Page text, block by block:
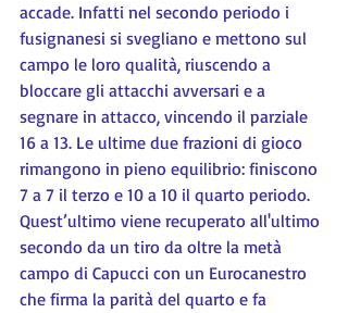
accade. Infatti nel secondo periodo i
fusignanesi si svegliano e mettono sul
campo le loro qualità, riuscendo a
bloccare gli attacchi avversari e a
segnare in attacco, vincendo il parziale
16 a 13. Le ultime due frazioni di gioco
rimangono in pieno equilibrio: finiscono
7 a 7 il terzo e 10 a 10 il quarto periodo.
Quest’ultimo viene recuperato all'ultimo
secondo da un tiro da oltre la metà
campo di Capucci con un Eurocanestro
che firma la parità del quarto e fa